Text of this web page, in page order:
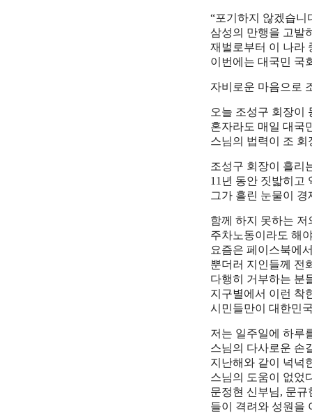
“포기하지 않겠습니
삼성의 만행을 고발
재벌로부터 이 나라
이번에는 대국민 국
자비로운 마음으로
오늘 조성구 회장이
혼자라도 매일 대국
스님의 법력이 조
조성구 회장이 흘리
11년 동안 짓밟히고
그가 흘린 눈물이
함께 하지 못하는
주차노동이라도 해
요즘은 페이스북에
뿐더러 지인들께 전
다행히 거부하는 분
지구별에서 이런 착
시민들만이 대한민
저는 일주일에 하루
스님의 다사로운 손
지난해와 같이 넉넉
스님의 도움이 없었
문정현 신부님, 문
들이 격려와 성원을